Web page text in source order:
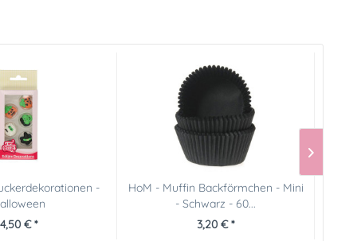
-
4,50 € *
HoM - Muffin Backförmchen - Mini
- Schwarz - 60...
3,20 € *